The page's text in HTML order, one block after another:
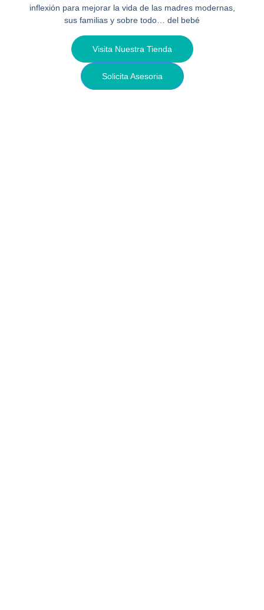
inflexión para mejorar la vida de las madres modernas,
sus familias y sobre todo… del bebé
Visita Nuestra Tienda
Solicita Asesoria